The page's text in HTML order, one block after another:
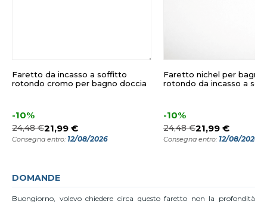
Faretto da incasso a soffitto
rotondo cromo per bagno doccia
-10%
24,48 €21,99 €
Consegna entro: 12/08/2026
Faretto nichel per bagno
rotondo da incasso a
-10%
24,48 €21,99 €
Consegna entro: 12/08/2026
DOMANDE
Buongiorno, volevo chiedere circa questo faretto non la profondità